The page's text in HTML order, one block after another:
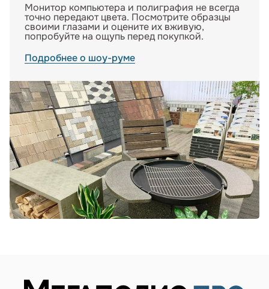
Монитор компьютера и полиграфия не всегда
точно передают цвета. Посмотрите образцы
своими глазами и оцените их вживую,
попробуйте на ощупь перед покупкой.
Подробнее о шоу-руме